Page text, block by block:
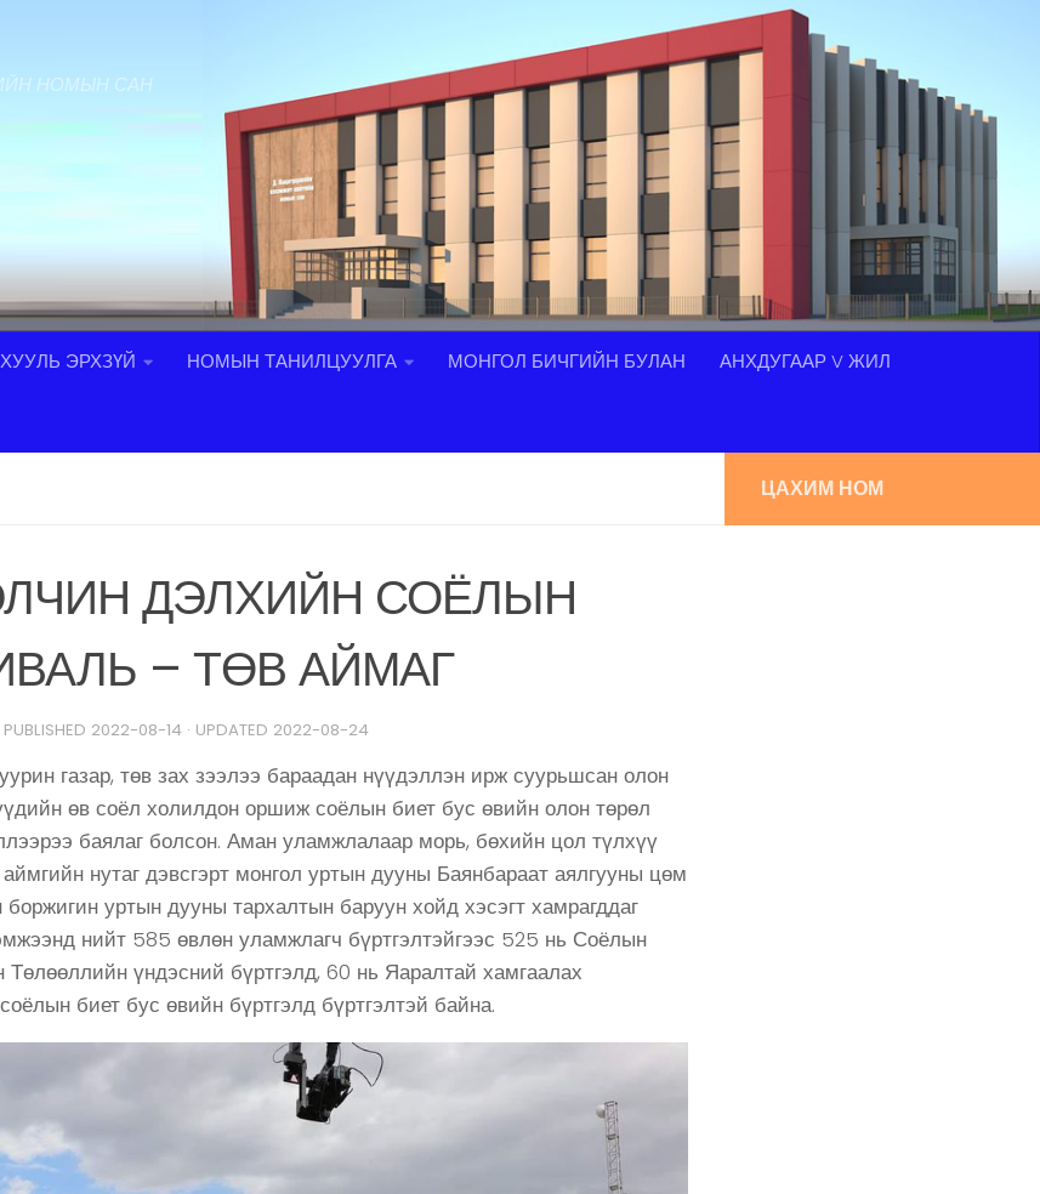
НОМЫН САН
ХУУЛЬ ЭРХЗҮЙ НОМЫН ТАНИЛЦУУЛГА МОНГОЛ БИЧГИЙН БУЛАН АНХДУГААР V ЖИЛ
ДЭЛХИЙН СОЁЛЫН
– ТӨВ АЙМАГ
PUBLISHED 2022-08-14 · UPDATED 2022-08-24
газар, төв зах зээлээ бараадан нүүдэллэн ирж суурьшсан олон
өв соёл холилдон оршиж соёлын биет бус өвийн олон төрөл
баялаг болсон. Аман уламжлалаар морь, бөхийн цол түлхүү
нутаг дэвсгэрт монгол уртын дууны Баянбараат аялгууны цөм
боржигин уртын дууны тархалтын баруун хойд хэсэгт хамрагддаг
нийт 585 өвлөн уламжлагч бүртгэлтэйгээс 525 нь Соёлын
Төлөөллийн үндэсний бүртгэлд, 60 нь Яаралтай хамгаалах
биет бус өвийн бүртгэлд бүртгэлтэй байна.
ЦАХИМ НОМ